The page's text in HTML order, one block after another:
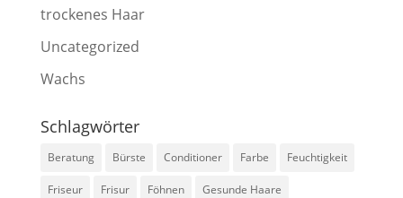
trockenes Haar
Uncategorized
Wachs
Schlagwörter
Beratung Bürste Conditioner Farbe Feuchtigkeit
Friseur Frisur Föhnen Gesunde Haare